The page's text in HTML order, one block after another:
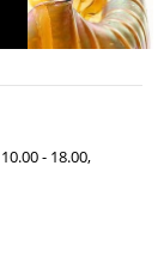
- 18.00,